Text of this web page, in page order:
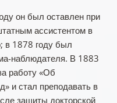
он был оставлен при
ассистентом в
в 1878 году был
наблюдателя. В 1883
работу «Об
и стал преподавать в
защиты докторской